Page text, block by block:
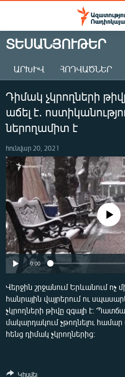
Մատչելիության
Անցնել
հիմնական
Անցնել
հիմնական
մենյուին
Որոնում
ԱԶԱՏՈՒԹՅՈՒՆ TV
ՀԱՅԱՍՏԱՆ
ԸՆՏՐՈՒԹՅՈՒՆՆԵՐ 2026
ԻՐԱՎՈՒՆՔ
ՏՆՏԵՍՈՒԹՅՈՒՆ
ՂԱՐԱԲԱՂ
ՊԱՏԵՐԱԶՄԻ 6 ՇԱԲԱԹՆԵՐԸ
ՏԱՐԱԾԱՇՐՋԱՆ
ՄԻՋԱԶԳԱՅԻՆ
ՄՇԱԿՈՒՅԹ
ՍՊՈՐՏ
ՏՏ ԵՒ ԻՆՏԵՐՆԵՏ
ԿՈՐՈՆԱՎԻՐՈՒՍ
ԱՐԽԻՎ
ԲԱՆԱՎԵՃ
ՏԵՍԱՆՅՈՒԹԵՐ
ԱՐԽԻՎ ՀՈԴՎԱԾՆԵՐ
Դիմակ չկրողների
աճել է.
ներողամիտ է
հունվար 20, 2021
Auto 240p
No media source
0:00
Վերջին շրջանում Երևանում ոչ
հանրային վայրերում ու
չկրողների թիվը զգալի է։
մակարդակում չթողնելու
հենց դիմակ չկրողներից։
Կիսվել